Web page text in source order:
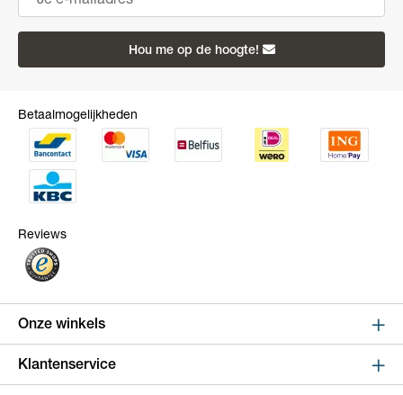
Hou me op de hoogte!
Betaalmogelijkheden
Reviews
Onze winkels
Sint Niklaas
Kapelstraat 100, shop 123
Klantenservice